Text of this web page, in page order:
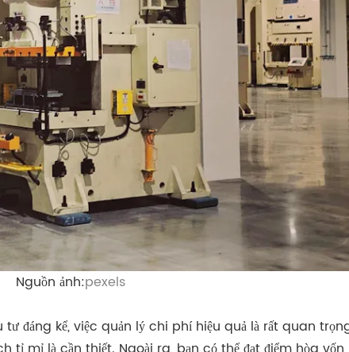
Nguồn ảnh:pexels
tư đáng kể, việc quản lý chi phí hiệu quả là rất quan